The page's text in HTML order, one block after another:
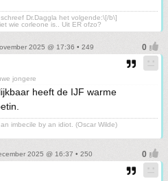
Dr.Daggla het volgende:\[/b\]
wie corleone is.. Uit ER ofzo?
2025 @ 17:36 • 249
jongere
heeft de IJF warme
imbecile by an idiot. (Oscar Wilde)
2025 @ 16:37 • 250